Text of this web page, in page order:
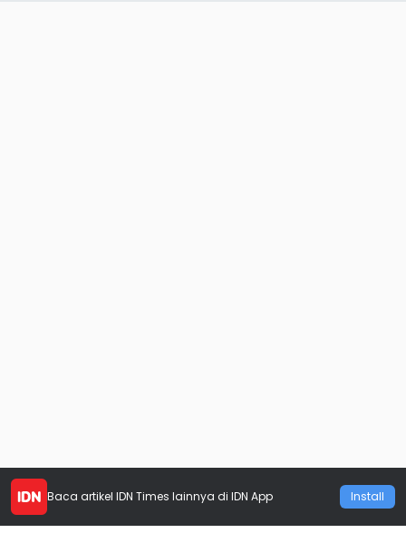
Baca artikel IDN Times lainnya di IDN App Install